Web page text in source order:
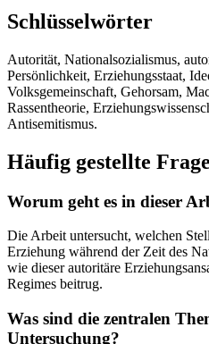
Schlüsselwörter
Autorität, Nationalsozialismus,
Persönlichkeit, Erziehungsstaat,
Volksgemeinschaft, Gehorsam,
Rassentheorie,
Antisemitismus.
Häufig gestellte
Worum geht es in dieser
Die Arbeit untersucht, welchen
Erziehung während der Zeit des
wie dieser autoritäre
Regimes beitrug.
Was sind die zentralen
Untersuchung?